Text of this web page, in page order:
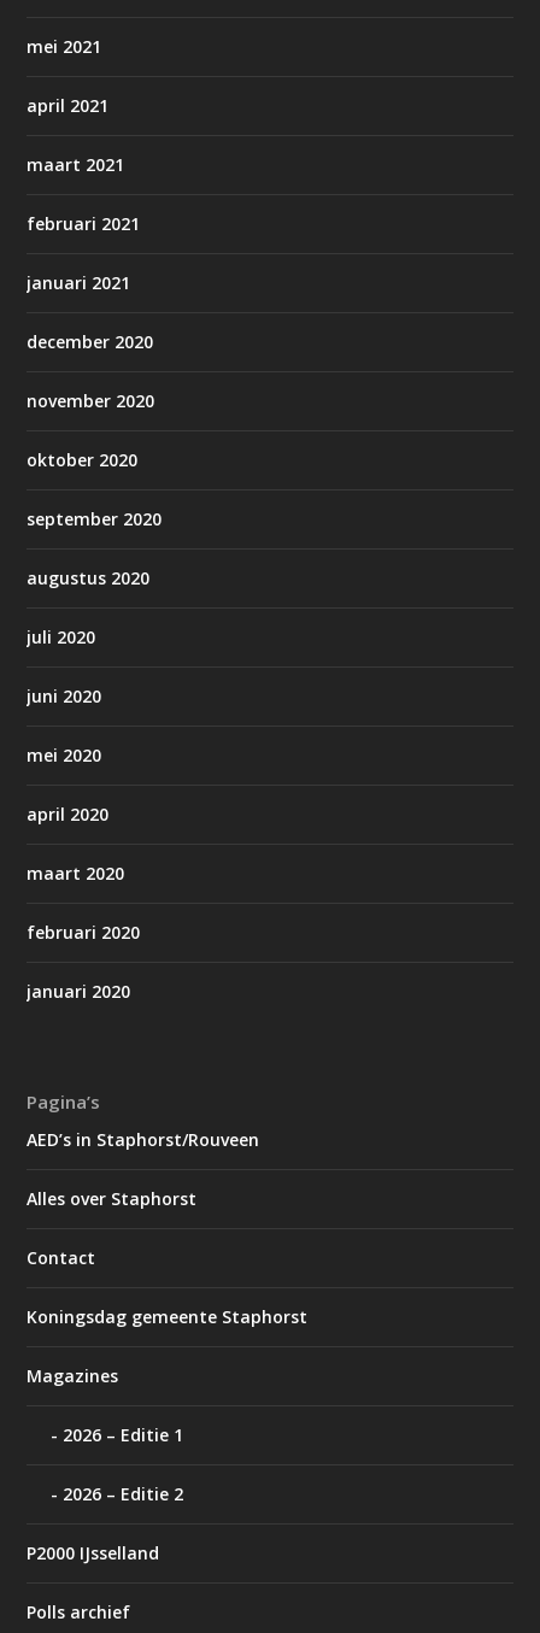
mei 2021
april 2021
maart 2021
februari 2021
januari 2021
december 2020
november 2020
oktober 2020
september 2020
augustus 2020
juli 2020
juni 2020
mei 2020
april 2020
maart 2020
februari 2020
januari 2020
Pagina’s
AED’s in Staphorst/Rouveen
Alles over Staphorst
Contact
Koningsdag gemeente Staphorst
Magazines
2026 – Editie 1
2026 – Editie 2
P2000 IJsselland
Polls archief